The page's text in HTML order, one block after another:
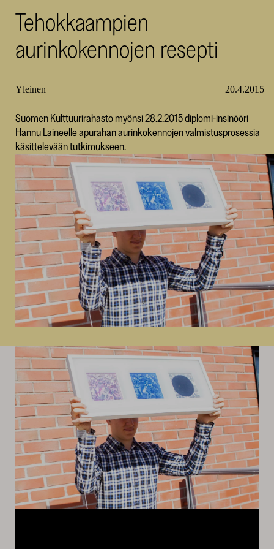
SKR
Tehokkaampien
aurinkokennojen resepti
Yleinen 20.4.2015
Suomen Kulttuurirahasto myönsi 28.2.2015 diplomi-insinööri
Hannu Laineelle apurahan aurinkokennojen valmistusprosessia
käsittelevään tutkimukseen.